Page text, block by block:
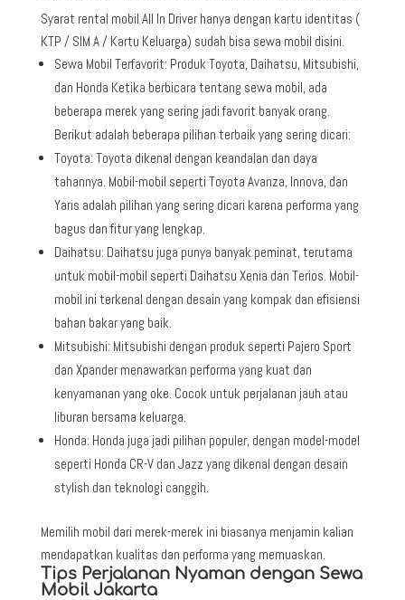
Syarat rental mobil All In Driver hanya dengan kartu identitas (
KTP / SIM A / Kartu Keluarga) sudah bisa sewa mobil disini.
Sewa Mobil Terfavorit: Produk Toyota, Daihatsu, Mitsubishi,
dan Honda Ketika berbicara tentang sewa mobil, ada
beberapa merek yang sering jadi favorit banyak orang.
Berikut adalah beberapa pilihan terbaik yang sering dicari:
Toyota: Toyota dikenal dengan keandalan dan daya
tahannya. Mobil-mobil seperti Toyota Avanza, Innova, dan
Yaris adalah pilihan yang sering dicari karena performa yang
bagus dan fitur yang lengkap.
Daihatsu: Daihatsu juga punya banyak peminat, terutama
untuk mobil-mobil seperti Daihatsu Xenia dan Terios. Mobil-
mobil ini terkenal dengan desain yang kompak dan efisiensi
bahan bakar yang baik.
Mitsubishi: Mitsubishi dengan produk seperti Pajero Sport
dan Xpander menawarkan performa yang kuat dan
kenyamanan yang oke. Cocok untuk perjalanan jauh atau
liburan bersama keluarga.
Honda: Honda juga jadi pilihan populer, dengan model-model
seperti Honda CR-V dan Jazz yang dikenal dengan desain
stylish dan teknologi canggih.
Memilih mobil dari merek-merek ini biasanya menjamin kalian
mendapatkan kualitas dan performa yang memuaskan.
Tips Perjalanan Nyaman dengan Sewa
Mobil Jakarta